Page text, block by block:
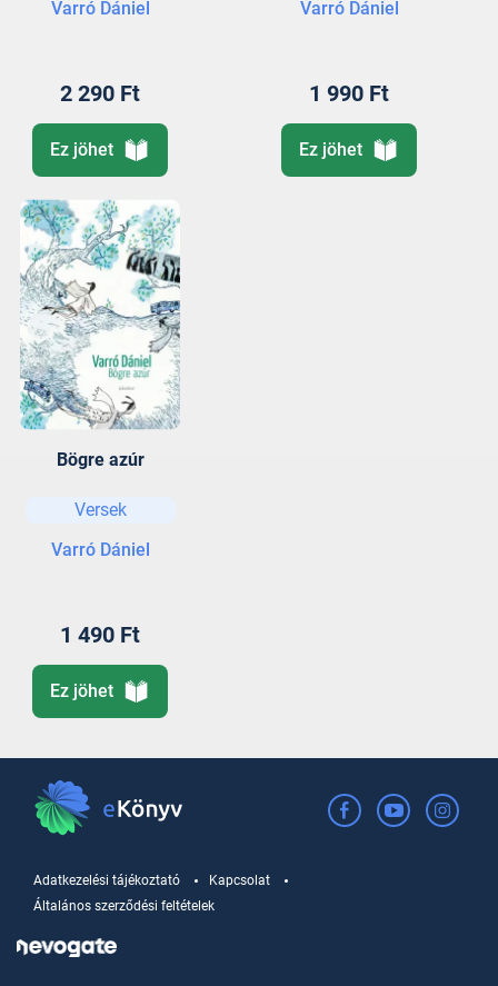
Varró Dániel
2 290 Ft
Ez jöhet
Varró Dániel
1 990 Ft
Ez jöhet
Bögre azúr
Versek
Varró Dániel
1 490 Ft
Ez jöhet
Adatkezelési tájékoztató
Kapcsolat
Általános szerződési feltételek